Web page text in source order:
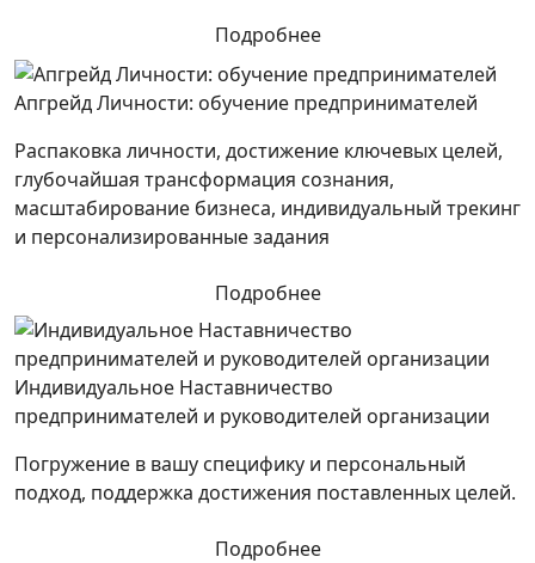
Подробнее
Апгрейд Личности: обучение предпринимателей
Распаковка личности, достижение ключевых целей,
глубочайшая трансформация сознания,
масштабирование бизнеса, индивидуальный трекинг
и персонализированные задания
Подробнее
Индивидуальное Наставничество
предпринимателей и руководителей организации
Погружение в вашу специфику и персональный
подход, поддержка достижения поставленных целей.
Подробнее